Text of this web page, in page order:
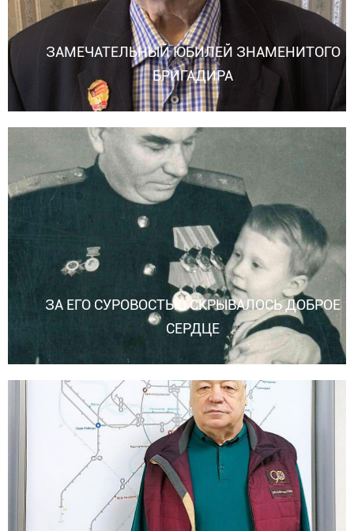
ЗАМЕЧАТЕЛЬНЫЙ ЮБИЛЕЙ ЗНАМЕНИТОГО
БРИГАДИРА
ЗА ЕГО СУРОВОСТЬЮ СКРЫВАЛОСЬ ДОБРОЕ
СЕРДЦЕ